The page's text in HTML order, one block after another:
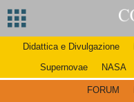
Didattica e Divulgazione
Supernovae
NASA
FORUM